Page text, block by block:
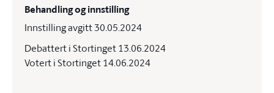
Behandling og innstilling
Innstilling avgitt 30.05.2024
Debattert i Stortinget 13.06.2024
Votert i Stortinget 14.06.2024